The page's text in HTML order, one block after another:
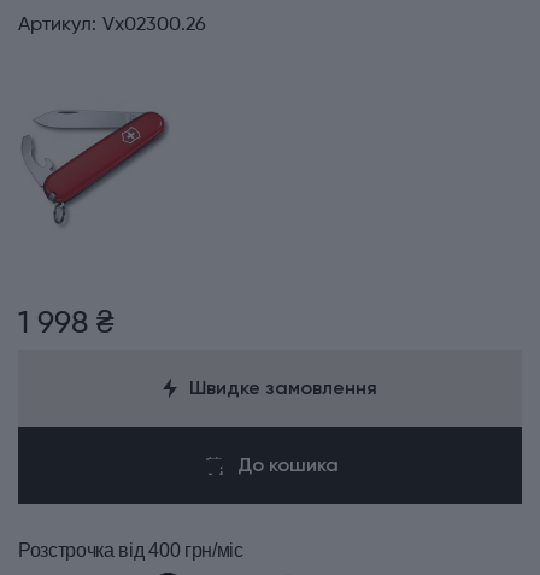
Артикул: Vx02300.26
1 998 ₴
Швидке замовлення
До кошика
Розстрочка від 400 грн/міс